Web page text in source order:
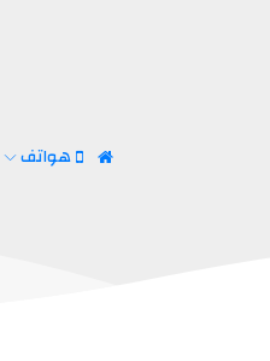
هواتف